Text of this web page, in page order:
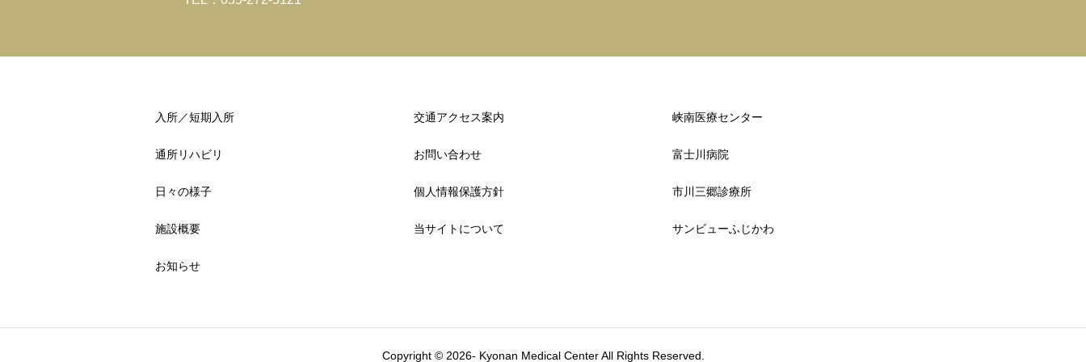
入所／短期入所
通所リハビリ
日々の様子
施設概要
お知らせ
交通アクセス案内
お問い合わせ
個人情報保護方針
当サイトについて
峡南医療センター
富士川病院
市川三郷診療所
サンビューふじかわ
Copyright © 2026- Kyonan Medical Center All Rights Reserved.